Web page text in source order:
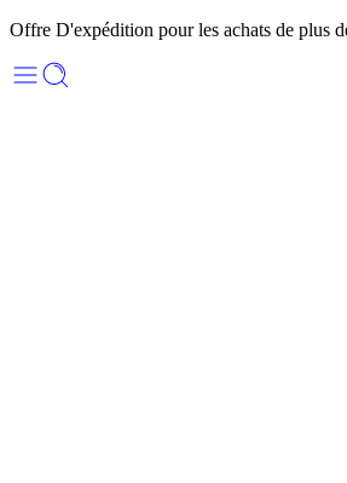
Offre D'expédition pour les achats de plus